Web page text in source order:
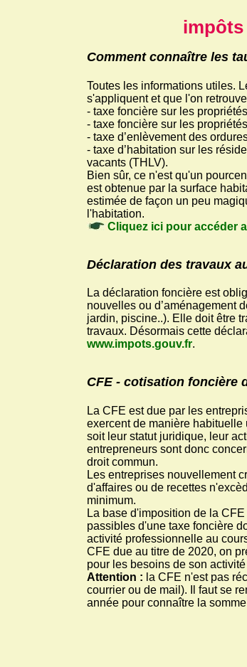
Comment connaître les
Toutes les informations utiles.
s'appliquent et que l'on
- taxe foncière sur les
- taxe foncière sur les
- taxe d’enlèvement des
- taxe d’habitation sur les
vacants (THLV).
Bien sûr, ce n'est qu'un
est obtenue par la surface
estimée de façon un peu
l'habitation.
Cliquez ici pour accéder
Déclaration des travaux
La déclaration foncière est
nouvelles ou d’aménagement
jardin, piscine..). Elle doit être
travaux. Désormais cette
www.impots.gouv.fr.
CFE - cotisation foncière
La CFE est due par les
exercent de manière
soit leur statut juridique, leur
entrepreneurs sont donc
droit commun.
Les entreprises nouvellement
d'affaires ou de recettes
minimum.
La base d'imposition de la
passibles d'une taxe foncière
activité professionnelle au
CFE due au titre de 2020, on
pour les besoins de son
Attention : la CFE n'est pas
courrier ou de mail). Il faut se
année pour connaître la